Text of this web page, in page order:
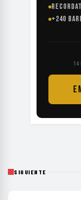
+240
14
SIGUIENTE